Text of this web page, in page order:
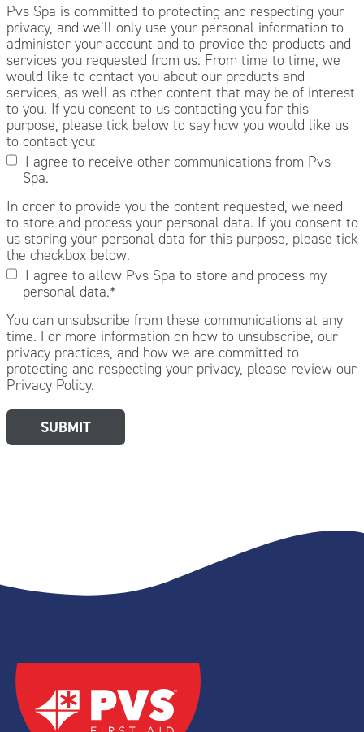
Pvs Spa is committed to protecting and respecting your
privacy, and we’ll only use your personal information to
administer your account and to provide the products and
services you requested from us. From time to time, we
would like to contact you about our products and
services, as well as other content that may be of interest
to you. If you consent to us contacting you for this
purpose, please tick below to say how you would like us
to contact you:
I agree to receive other communications from Pvs
Spa.
In order to provide you the content requested, we need
to store and process your personal data. If you consent to
us storing your personal data for this purpose, please tick
the checkbox below.
I agree to allow Pvs Spa to store and process my
personal data.*
You can unsubscribe from these communications at any
time. For more information on how to unsubscribe, our
privacy practices, and how we are committed to
protecting and respecting your privacy, please review our
Privacy Policy.